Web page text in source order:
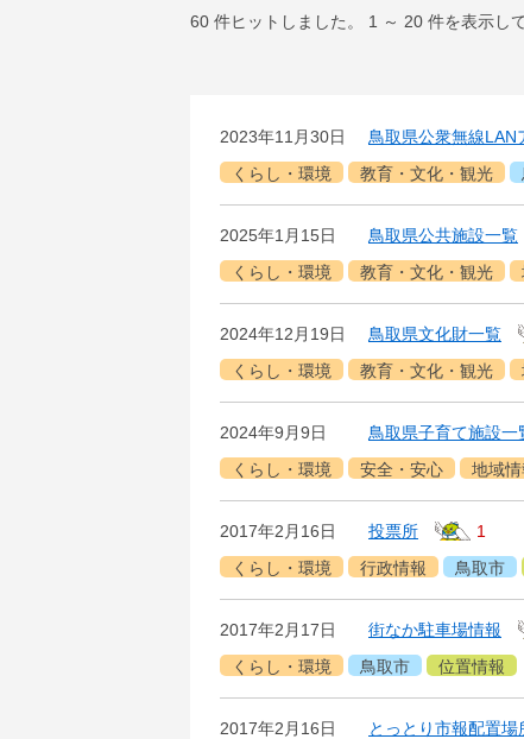
60 件ヒットしました。 1 ～ 20 件を表示し
2023年11月30日 鳥取県公衆無線LAN
くらし・環境
教育・文化・観光
2025年1月15日 鳥取県公共施設一覧
くらし・環境
教育・文化・観光
2024年12月19日 鳥取県文化財一覧
くらし・環境
教育・文化・観光
2024年9月9日 鳥取県子育て施設一
くらし・環境
安全・安心 地域情
2017年2月16日 投票所
1
くらし・環境
行政情報 鳥取市
2017年2月17日 街なか駐車場情報
くらし・環境
鳥取市 位置情報
2017年2月16日 とっとり市報配置場